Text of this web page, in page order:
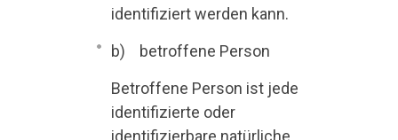
identifiziert werden kann.
b) betroffene Person
Betroffene Person ist jede
identifizierte oder
identifizierbare natürliche